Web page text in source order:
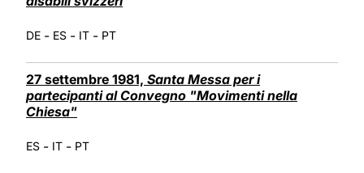
DE - ES - IT - PT
27 settembre 1981, Santa Messa per i
partecipanti al Convegno "Movimenti nella
Chiesa"
ES - IT - PT